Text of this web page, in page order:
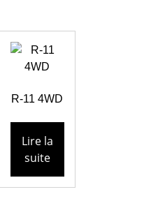
R-11 4WD
Lire la
suite